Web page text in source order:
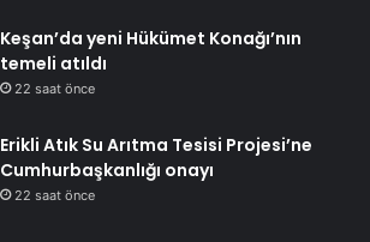
Keşan’da yeni Hükümet Konağı’nın
temeli atıldı
22 saat önce
Erikli Atık Su Arıtma Tesisi Projesi’ne
Cumhurbaşkanlığı onayı
22 saat önce